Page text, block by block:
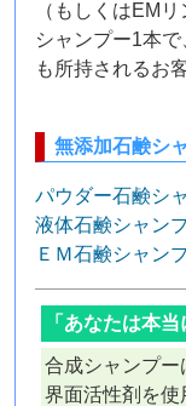
（もしくはEM
シャンプー1本
も所持されるお
無添加石鹸シ
パウダー石鹸シ
液体石鹸シャン
ＥＭ石鹸シャン
「あなたは本
合成シャンプ
界面活性剤を